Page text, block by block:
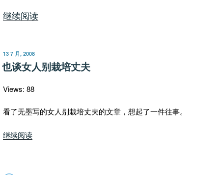
快
继续阅读
士
发
布
于
13 7 月, 2008
也谈女人别栽培丈夫
Views: 88
看了无墨写的女人别栽培丈夫的文章，想起了一件往事。
继续阅读“也